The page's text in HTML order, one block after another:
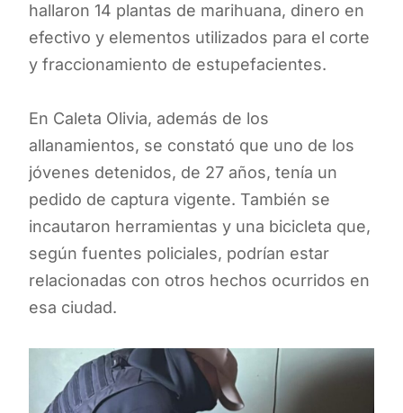
hallaron 14 plantas de marihuana, dinero en
efectivo y elementos utilizados para el corte
y fraccionamiento de estupefacientes.
En Caleta Olivia, además de los
allanamientos, se constató que uno de los
jóvenes detenidos, de 27 años, tenía un
pedido de captura vigente. También se
incautaron herramientas y una bicicleta que,
según fuentes policiales, podrían estar
relacionadas con otros hechos ocurridos en
esa ciudad.